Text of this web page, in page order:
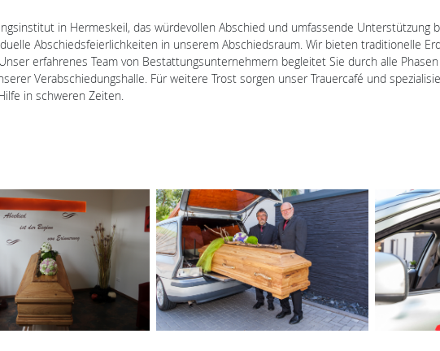
in Hermeskeil, das würdevollen Abschied und umfassende Unterstützung
Abschiedsfeierlichkeiten in unserem Abschiedsraum. Wir bieten traditionelle
erfahrenes Team von Bestattungsunternehmern begleitet Sie durch alle
Verabschiedungshalle. Für weitere Trost sorgen unser Trauercafé und
in schweren Zeiten.